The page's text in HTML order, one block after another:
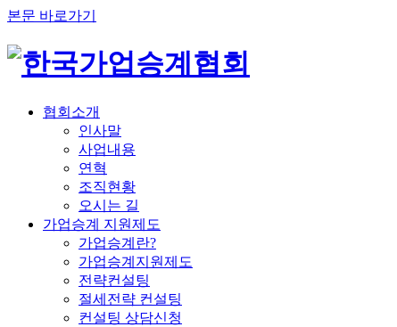
본문 바로가기
협회소개
인사말
사업내용
연혁
조직현황
오시는 길
가업승계 지원제도
가업승계란?
가업승계지원제도
전략컨설팅
절세전략 컨설팅
컨설팅 상담신청